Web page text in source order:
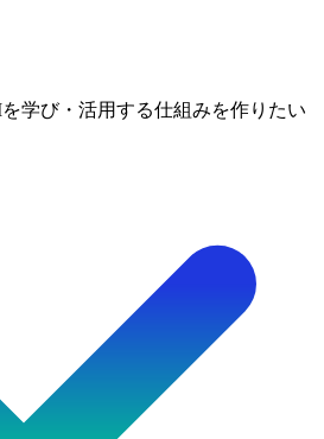
学び・活用する仕組みを作りたい